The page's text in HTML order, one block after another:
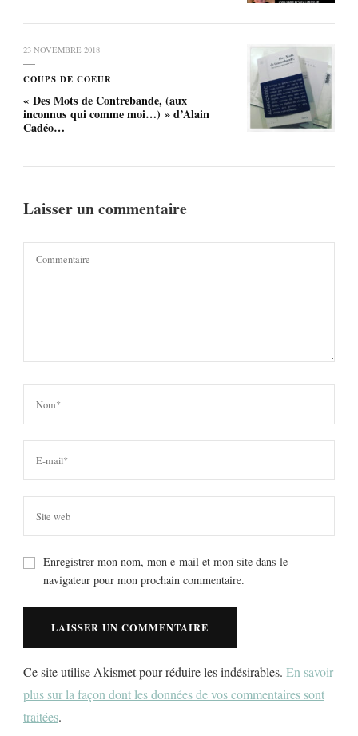
23 NOVEMBRE 2018
COUPS DE COEUR
« Des Mots de Contrebande, (aux
inconnus qui comme moi…) » d’Alain
Cadéo…
Laisser un commentaire
Enregistrer mon nom, mon e-mail et mon site dans le
navigateur pour mon prochain commentaire.
Ce site utilise Akismet pour réduire les indésirables. En savoir
plus sur la façon dont les données de vos commentaires sont
traitées.